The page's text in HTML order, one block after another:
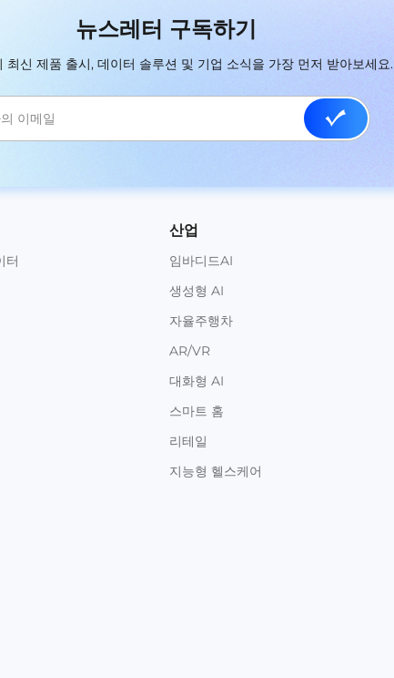
뉴스레터 구독하기
최신 제품 출시, 데이터 솔루션 및 기업 소식을 가장 먼저 받아보세요.
터
산업
임바디드AI
생성형 AI
자율주행차
AR/VR
대화형 AI
스마트 홈
리테일
지능형 헬스케어